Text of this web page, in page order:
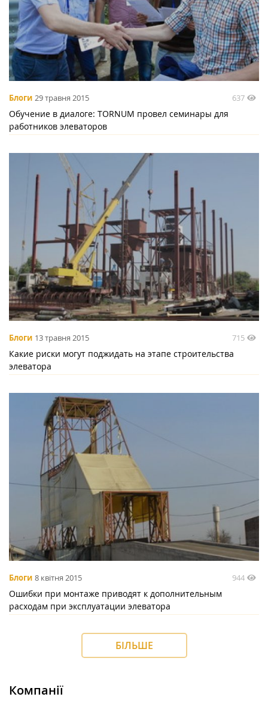
Блоги 29 травня 2015 637
Обучение в диалоге: TORNUM провел семинары для
работников элеваторов
Блоги 13 травня 2015 715
Какие риски могут поджидать на этапе строительства
элеватора
Блоги 8 квітня 2015 944
Ошибки при монтаже приводят к дополнительным
расходам при эксплуатации элеватора
БІЛЬШЕ
Компанії